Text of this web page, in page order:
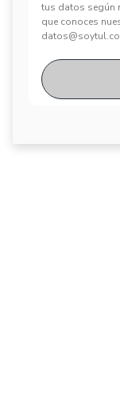
tus datos según
que conoces